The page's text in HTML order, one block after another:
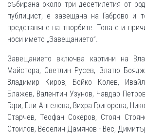
събирана около три десетилетия от
публицист, е завещана на Габрово и
представяне на творбите. Това е и
носи името „Завещанието”.
Завещанието включва картини на
Майстора, Светлин Русев, Златю
Владимир Киров, Бойко Колев,
Блажев, Валентин Узунов, Чавдар
Гари, Ели Ангелова, Вихра Григорова,
Старчев, Теофан Сокеров, Стоян
Стоилов, Веселин Дамянов - Вес,